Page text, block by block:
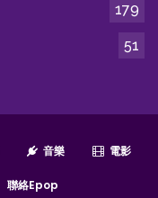
179
51
音樂 電影
聯絡epop